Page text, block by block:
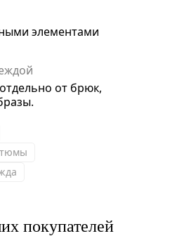
элементами
от брюк,
покупателей